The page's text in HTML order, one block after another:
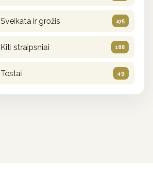
Sveikata ir grožis 275
Kiti straipsniai 188
Testai 49